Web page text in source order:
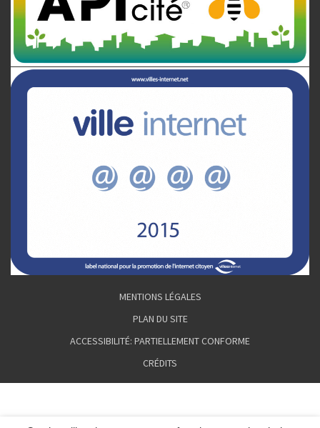
MENTIONS LÉGALES
PLAN DU SITE
ACCESSIBILITÉ: PARTIELLEMENT CONFORME
CRÉDITS